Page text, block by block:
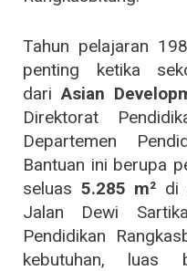
Tahun pelajaran
penting ketika
dariAsian
Direktorat
Departemen
Bantuan ini berupa
seluas 5.285 m² di
Jalan Dewi
Pendidikan
kebutuhan, luas